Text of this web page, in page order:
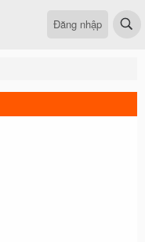
Đăng nhập